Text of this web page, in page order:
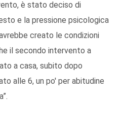
è stato deciso di
e la pressione psicologica
creato le condizioni
il secondo intervento a
a casa, subito dopo
alle 6, un po' per abitudine